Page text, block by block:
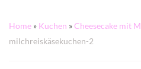
Home » Kuchen »Cheesecake mit
milchreiskäsekuchen-2